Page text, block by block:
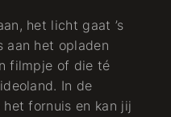
het licht gaat ’s
aan het opladen
filmpje of die té
In de
fornuis en kan jij